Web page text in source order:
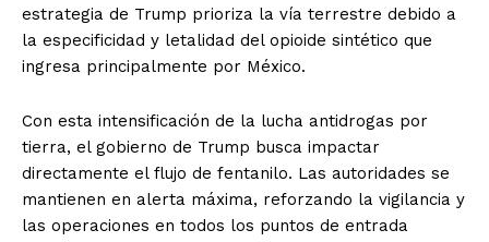
estrategia de Trump prioriza la vía terrestre debido a
la especificidad y letalidad del opioide sintético que
ingresa principalmente por México.
Con esta intensificación de la lucha antidrogas por
tierra, el gobierno de Trump busca impactar
directamente el flujo de fentanilo. Las autoridades se
mantienen en alerta máxima, reforzando la vigilancia y
las operaciones en todos los puntos de entrada